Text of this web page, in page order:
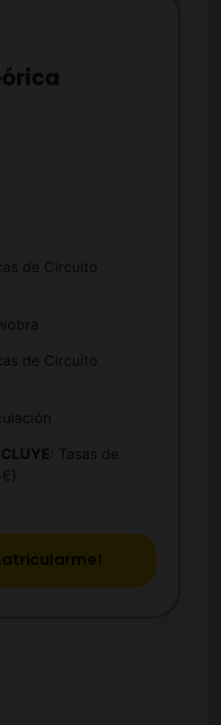
de Circuito
de Circuito
: Tasas de